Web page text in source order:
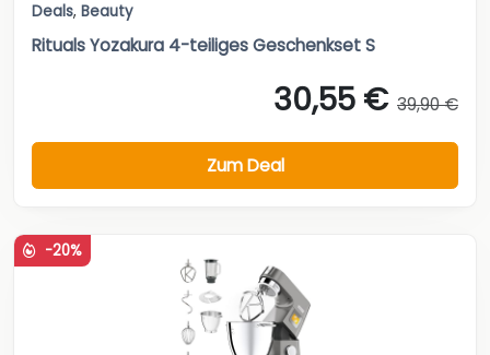
Deals, Beauty
Rituals Yozakura 4-teiliges Geschenkset S
30,55 € 39,90 €
Zum Deal
-20%